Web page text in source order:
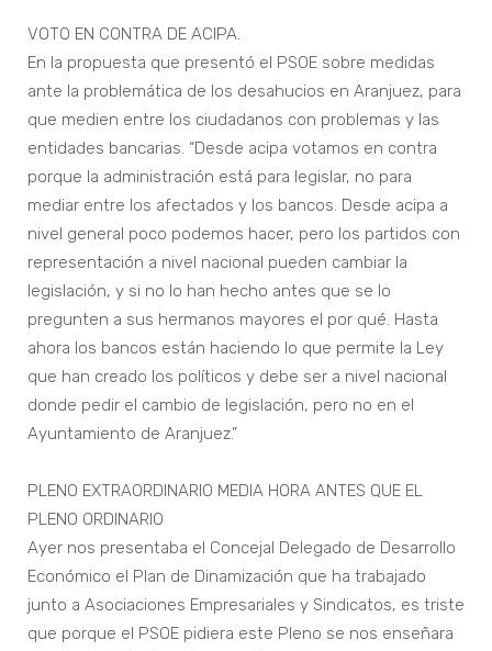
VOTO EN CONTRA DE ACIPA.
En la propuesta que presentó el PSOE sobre medidas
ante la problemática de los desahucios en Aranjuez, para
que medien entre los ciudadanos con problemas y las
entidades bancarias. “Desde acipa votamos en contra
porque la administración está para legislar, no para
mediar entre los afectados y los bancos. Desde acipa a
nivel general poco podemos hacer, pero los partidos con
representación a nivel nacional pueden cambiar la
legislación, y si no lo han hecho antes que se lo
pregunten a sus hermanos mayores el por qué. Hasta
ahora los bancos están haciendo lo que permite la Ley
que han creado los políticos y debe ser a nivel nacional
donde pedir el cambio de legislación, pero no en el
Ayuntamiento de Aranjuez.”
PLENO EXTRAORDINARIO MEDIA HORA ANTES QUE EL
PLENO ORDINARIO
Ayer nos presentaba el Concejal Delegado de Desarrollo
Económico el Plan de Dinamización que ha trabajado
junto a Asociaciones Empresariales y Sindicatos, es triste
que porque el PSOE pidiera este Pleno se nos enseñara